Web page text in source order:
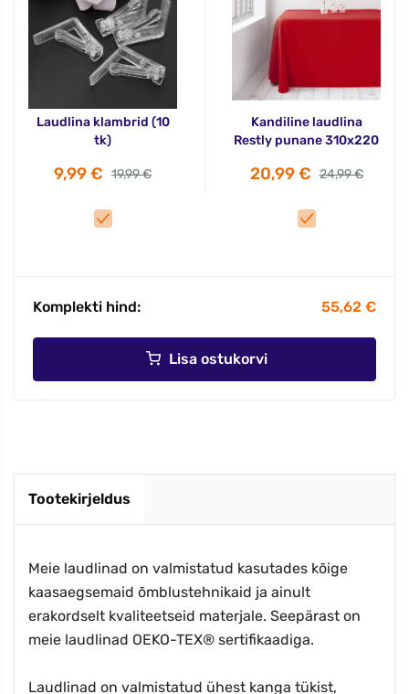
Laudlina klambrid (10
tk)
9,99 € 19,99 €
Kandiline laudlina
Restly punane 310x220
20,99 € 24,99 €
Komplekti hind: 55,62 €
Lisa ostukorvi
Tootekirjeldus
Meie laudlinad on valmistatud kasutades kõige
kaasaegsemaid õmblustehnikaid ja ainult
erakordselt kvaliteetseid materjale. Seepärast on
meie laudlinad OEKO-TEX® sertifikaadiga.
Laudlinad on valmistatud ühest kanga tükist,